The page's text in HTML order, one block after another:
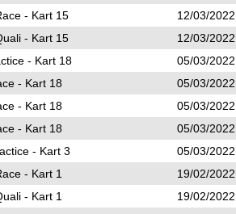
- Kart 15
12/03/
- Kart 15
12/03/
- Kart 18
05/03/
- Kart 18
05/03/
- Kart 18
05/03/
- Kart 18
05/03/
- Kart 3
05/03/
- Kart 1
19/02/
- Kart 1
19/02/